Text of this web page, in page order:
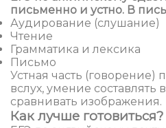
письменно и устно. В
Аудирование (слушание)
Чтение
Грамматика и лексика
Письмо
Устная часть (говорение)
вслух, умение составлять
сравнивать изображения.
Как лучше готовиться?